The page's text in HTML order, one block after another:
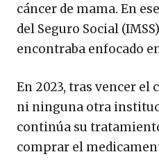
cáncer de mama. En
del Seguro Social
encontraba enfocado
En 2023, tras vencer el
ni ninguna otra
continúa su
comprar el